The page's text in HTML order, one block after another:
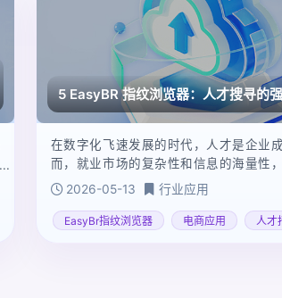
5 EasyBR 指纹浏览器：人才搜寻的
在数字化飞速发展的时代，人才是企业
而，就业市场的复杂性和信息的海量性
都变得充满挑战。EasyBR 指纹浏览器以
理能力和强大的数据分析功能，为人才
革新，成为企业与求职者之间的重要桥梁
2026-05-13 行业应用
EasyBr指纹浏览器 电商应用 人才